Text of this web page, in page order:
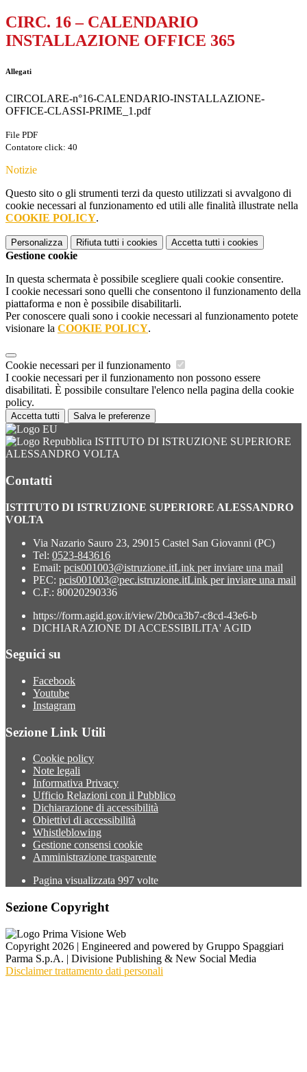
CIRC. 16 – CALENDARIO
INSTALLAZIONE OFFICE 365
Allegati
CIRCOLARE-n°16-CALENDARIO-INSTALLAZIONE-
OFFICE-CLASSI-PRIME_1.pdf
File PDF
Contatore click: 40
Notizie
Questo sito o gli strumenti terzi da questo utilizzati si avvalgono di
cookie necessari al funzionamento ed utili alle finalità illustrate nella
COOKIE POLICY.
Personalizza Rifiuta tutti i cookies Accetta tutti i cookies
Gestione cookie
In questa schermata è possibile scegliere quali cookie consentire.
I cookie necessari sono quelli che consentono il funzionamento della
piattaforma e non è possibile disabilitarli.
Per conoscere quali sono i cookie necessari al funzionamento potete
visionare la COOKIE POLICY.
Cookie necessari per il funzionamento
I cookie necessari per il funzionamento non possono essere
disabilitati. È possibile consultare l'elenco nella pagina della cookie
policy.
Accetta tutti Salva le preferenze
ISTITUTO DI ISTRUZIONE SUPERIORE
ALESSANDRO VOLTA
Contatti
ISTITUTO DI ISTRUZIONE SUPERIORE ALESSANDRO
VOLTA
Via Nazario Sauro 23, 29015 Castel San Giovanni (PC)
Tel: 0523-843616
Email: pcis001003@istruzione.itLink per inviare una mail
PEC: pcis001003@pec.istruzione.itLink per inviare una mail
C.F.: 80020290336
https://form.agid.gov.it/view/2b0ca3b7-c8cd-43e6-b
DICHIARAZIONE DI ACCESSIBILITA' AGID
Seguici su
Facebook
Youtube
Instagram
Sezione Link Utili
Cookie policy
Note legali
Informativa Privacy
Ufficio Relazioni con il Pubblico
Dichiarazione di accessibilità
Obiettivi di accessibilità
Whistleblowing
Gestione consensi cookie
Amministrazione trasparente
Pagina visualizzata 997 volte
Sezione Copyright
Copyright 2026 | Engineered and powered by Gruppo Spaggiari
Parma S.p.A. | Divisione Publishing & New Social Media
Disclaimer trattamento dati personali